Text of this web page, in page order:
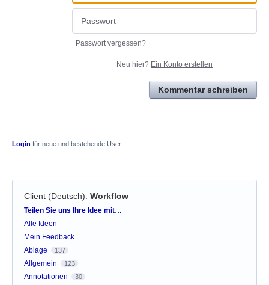
Passwort vergessen?
Neu hier? Ein Konto erstellen
Kommentar schreiben
Login für neue und bestehende User
Client (Deutsch): Workflow
Kategorien
Teilen Sie uns Ihre Idee mit…
Alle Ideen
Mein Feedback
Ablage
137
Allgemein 123
Annotationen 30